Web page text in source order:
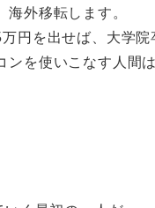
外移転します。
円を出せば、大学院
を使いこなす人間は